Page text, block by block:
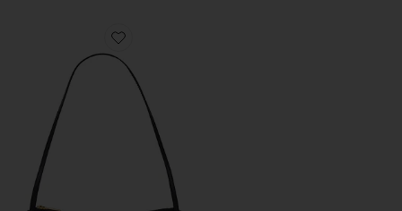
Favorite Gaia Shoulder Bag